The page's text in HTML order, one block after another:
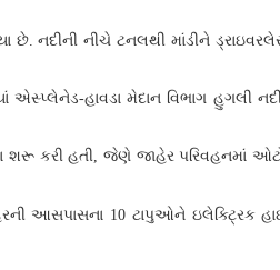
છે.નદીની નીચે ટનલથી માંડીને
એસ્પ્લેનેડ-હાવડા મેદાન વિભાગ હુગલી
શરૂ કરી હતી,જેણે જાહેર પરિવહનમાં
આસપાસના 10 ટાપુઓને ઇલેક્ટ્રિક